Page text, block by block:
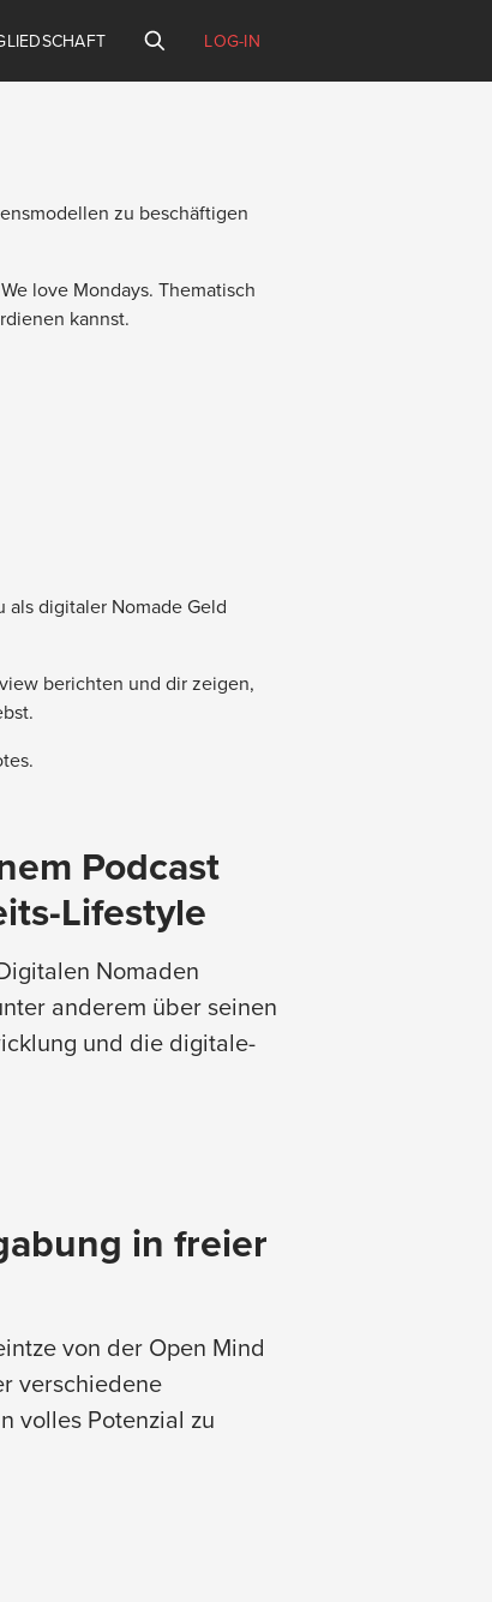
LOG-IN
zu beschäftigen
love Mondays. Thematisch
kannst.
als digitaler Nomade Geld
berichten und dir zeigen,
Podcast
Lifestyle
Nomaden
anderem über seinen
und die digitale-
in freier
von der Open Mind
verschiedene
volles Potenzial zu